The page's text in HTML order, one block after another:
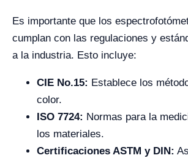
Es importante que los
cumplan con las regulaciones y
a la industria. Esto incluye:
CIE No.15: Establece los
color.
ISO 7724: Normas para la
los materiales.
Certificaciones ASTM y DIN: